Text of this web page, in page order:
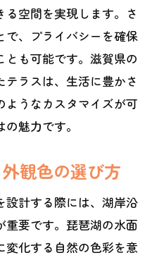
空間を実現します。さ
で、プライバシーを確保
とも可能です。滋賀県の
テラスは、生活に豊かさ
ようなカスタマイズが可
魅力です。
観色の選び方
設計する際には、湖岸沿
重要です。琵琶湖の水面
変化する自然の色彩を意